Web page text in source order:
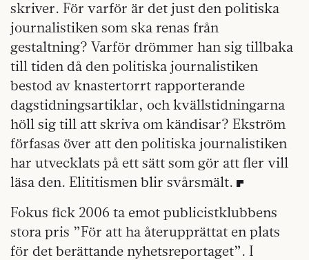
skriver. För varför är det just den politiska
journalistiken som ska renas från
gestaltning? Varför drömmer han sig tillbaka
till tiden då den politiska journalistiken
bestod av knastertorrt rapporterande
dagstidningsartiklar, och kvällstidningarna
höll sig till att skriva om kändisar? Ekström
förfasas över att den politiska journalistiken
har utvecklats på ett sätt som gör att fler vill
läsa den. Elititismen blir svårsmält.
Fokus fick 2006 ta emot publicistklubbens
stora pris ”För att ha återupprättat en plats
för det berättande nyhetsreportaget”. I